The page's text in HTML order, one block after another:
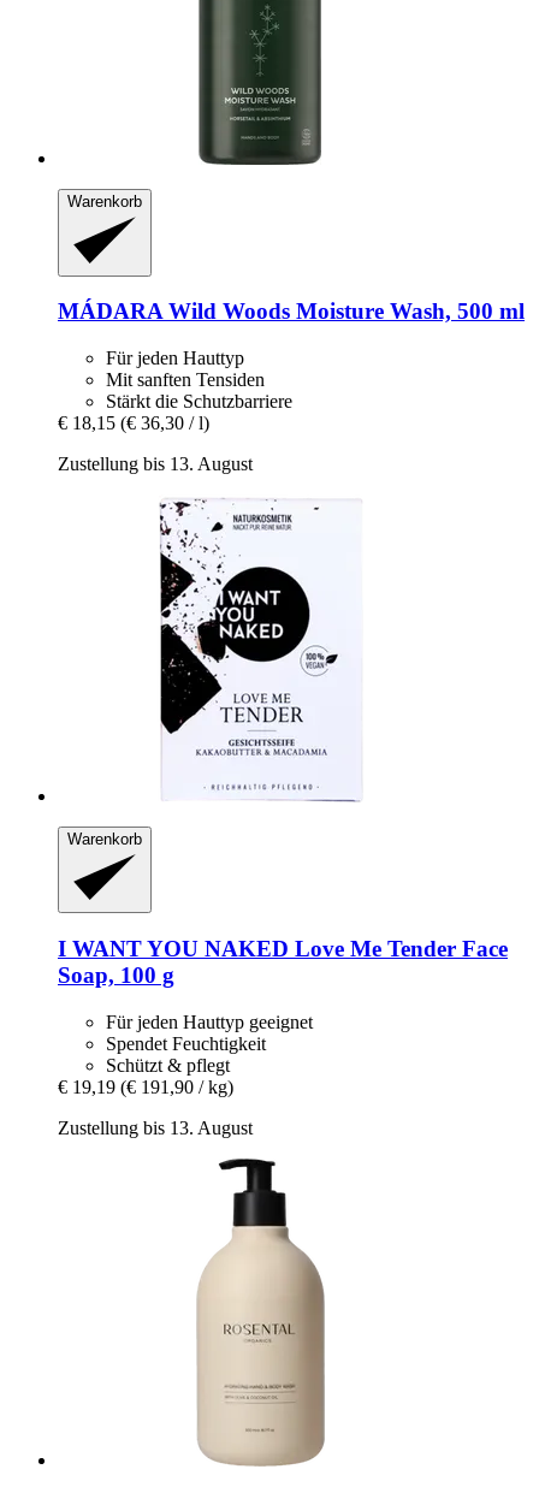
Warenkorb
MÁDARAWild Woods Moisture Wash, 500 ml
Für jeden Hauttyp
Mit sanften Tensiden
Stärkt die Schutzbarriere
€ 18,15 (€ 36,30 / l)
Zustellung bis 13. August
Warenkorb
I WANT YOU NAKED Love Me Tender Face
Soap, 100 g
Für jeden Hauttyp geeignet
Spendet Feuchtigkeit
Schützt & pflegt
€ 19,19 (€ 191,90 / kg)
Zustellung bis 13. August